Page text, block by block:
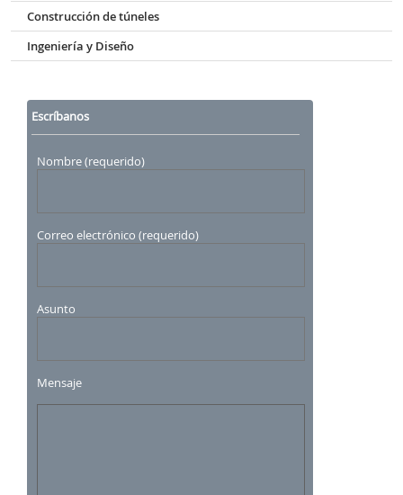
Construcción de túneles
Ingeniería y Diseño
Escríbanos
Nombre (requerido)
Correo electrónico (requerido)
Asunto
Mensaje